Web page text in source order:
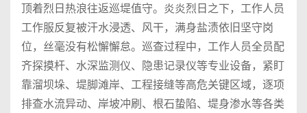
顶着烈日热浪往返巡堤值守。炎炎烈日之下，工作人员
工作服反复被汗水浸透、风干，满身盐渍依旧坚守岗
位，丝毫没有松懈懈怠。巡查过程中，工作人员全员配
齐探摸杆、水深监测仪、隐患记录仪等专业设备，紧盯
靠溜坝垛、堤脚滩岸、工程接缝等高危关键区域，逐项
排查水流异动、岸坡冲刷、根石蛰陷、堤身渗水等各类